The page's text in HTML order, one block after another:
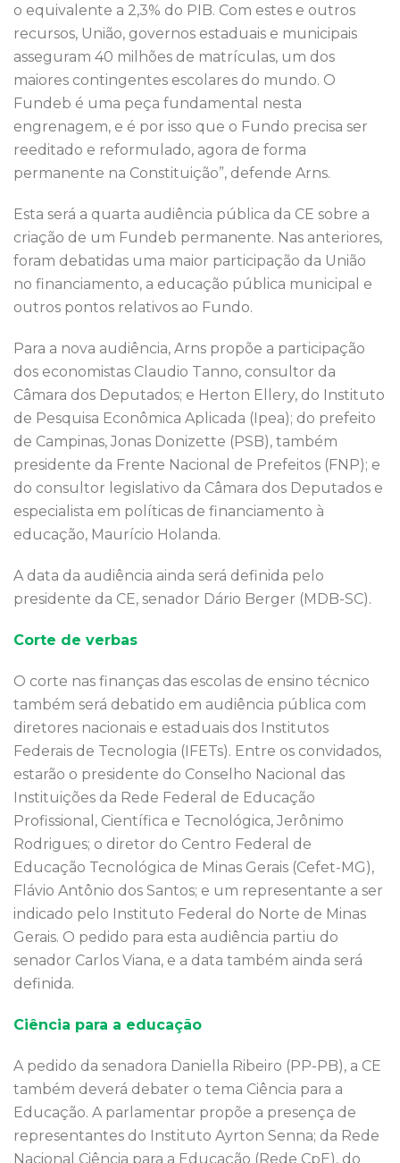
o equivalente a 2,3% do PIB. Com estes e outros
recursos, União, governos estaduais e municipais
asseguram 40 milhões de matrículas, um dos
maiores contingentes escolares do mundo. O
Fundeb é uma peça fundamental nesta
engrenagem, e é por isso que o Fundo precisa ser
reeditado e reformulado, agora de forma
permanente na Constituição”, defende Arns.
Esta será a quarta audiência pública da CE sobre a
criação de um Fundeb permanente. Nas anteriores,
foram debatidas uma maior participação da União
no financiamento, a educação pública municipal e
outros pontos relativos ao Fundo.
Para a nova audiência, Arns propõe a participação
dos economistas Claudio Tanno, consultor da
Câmara dos Deputados; e Herton Ellery, do Instituto
de Pesquisa Econômica Aplicada (Ipea); do prefeito
de Campinas, Jonas Donizette (PSB), também
presidente da Frente Nacional de Prefeitos (FNP); e
do consultor legislativo da Câmara dos Deputados e
especialista em políticas de financiamento à
educação, Maurício Holanda.
A data da audiência ainda será definida pelo
presidente da CE, senador Dário Berger (MDB-SC).
Corte de verbas
O corte nas finanças das escolas de ensino técnico
também será debatido em audiência pública com
diretores nacionais e estaduais dos Institutos
Federais de Tecnologia (IFETs). Entre os convidados,
estarão o presidente do Conselho Nacional das
Instituições da Rede Federal de Educação
Profissional, Científica e Tecnológica, Jerônimo
Rodrigues; o diretor do Centro Federal de
Educação Tecnológica de Minas Gerais (Cefet-MG),
Flávio Antônio dos Santos; e um representante a ser
indicado pelo Instituto Federal do Norte de Minas
Gerais. O pedido para esta audiência partiu do
senador Carlos Viana, e a data também ainda será
definida.
Ciência para a educação
A pedido da senadora Daniella Ribeiro (PP-PB), a CE
também deverá debater o tema Ciência para a
Educação. A parlamentar propõe a presença de
representantes do Instituto Ayrton Senna; da Rede
Nacional Ciência para a Educação (Rede CpE), do